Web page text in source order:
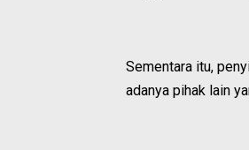
Sementara itu,
adanya pihak lain